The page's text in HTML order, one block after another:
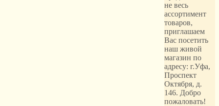
не весь
ассортимент
товаров,
приглашаем
Вас посетить
наш живой
магазин по
адресу: г.Уфа,
Проспект
Октября, д.
146. Добро
пожаловать!